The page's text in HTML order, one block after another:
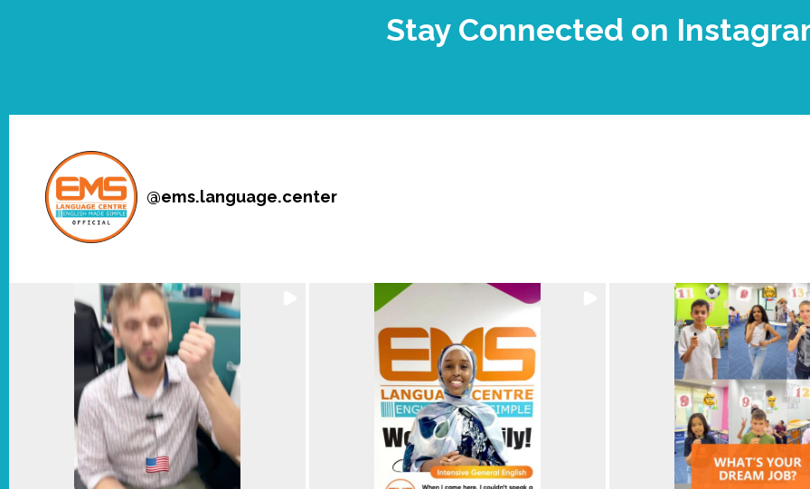
Stay Connected on
@ems.language.center